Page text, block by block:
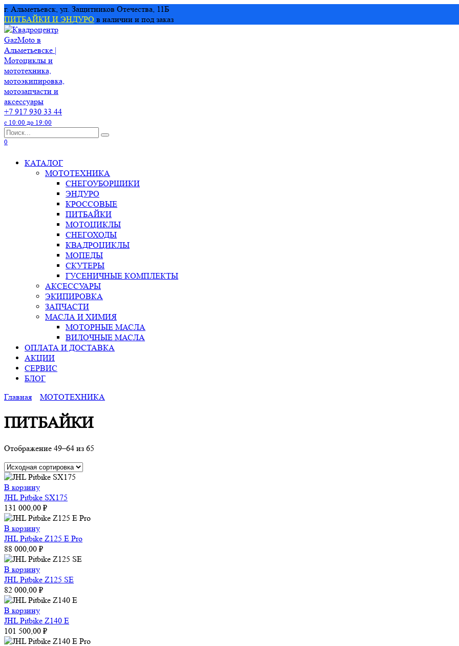
Перейти
к
содержанию
г. Альметьевск, ул. Защитников Отечества, 11Б
ПИТБАЙКИ И ЭНДУРО в наличии и под заказ
+7 917 930 33 44
с 10:00 до 19:00
Search
for:
0
КАТАЛОГ
МОТОТЕХНИКА
СНЕГОУБОРЩИКИ
ЭНДУРО
КРОССОВЫЕ
ПИТБАЙКИ
МОТОЦИКЛЫ
СНЕГОХОДЫ
КВАДРОЦИКЛЫ
МОПЕДЫ
СКУТЕРЫ
ГУСЕНИЧНЫЕ КОМПЛЕКТЫ
АКСЕССУАРЫ
ЭКИПИРОВКА
ЗАПЧАСТИ
МАСЛА И ХИМИЯ
МОТОРНЫЕ МАСЛА
ВИЛОЧНЫЕ МАСЛА
ОПЛАТА И ДОСТАВКА
АКЦИИ
СЕРВИС
БЛОГ
Главная
МОТОТЕХНИКА
ПИТБАЙКИ
Отображение 49–64 из 65
В корзину
JHL Pitbike SX175
131 000,00 ₽
В корзину
JHL Pitbike Z125 E Pro
88 000,00 ₽
В корзину
JHL Pitbike Z125 SE
82 000,00 ₽
В корзину
JHL Pitbike Z140 E
101 500,00 ₽